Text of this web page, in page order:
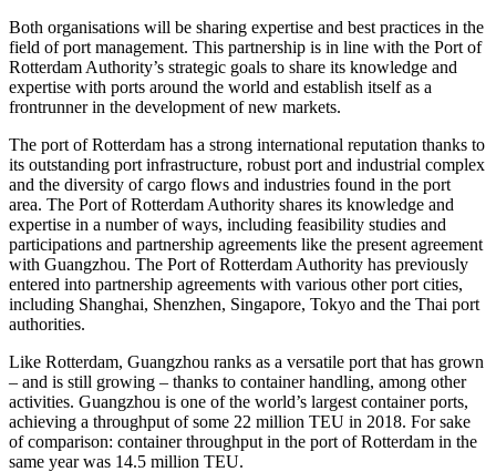
Both organisations will be sharing expertise and best practices in the
field of port management. This partnership is in line with the Port of
Rotterdam Authority’s strategic goals to share its knowledge and
expertise with ports around the world and establish itself as a
frontrunner in the development of new markets.
The port of Rotterdam has a strong international reputation thanks to
its outstanding port infrastructure, robust port and industrial complex
and the diversity of cargo flows and industries found in the port
area. The Port of Rotterdam Authority shares its knowledge and
expertise in a number of ways, including feasibility studies and
participations and partnership agreements like the present agreement
with Guangzhou. The Port of Rotterdam Authority has previously
entered into partnership agreements with various other port cities,
including Shanghai, Shenzhen, Singapore, Tokyo and the Thai port
authorities.
Like Rotterdam, Guangzhou ranks as a versatile port that has grown
– and is still growing – thanks to container handling, among other
activities. Guangzhou is one of the world’s largest container ports,
achieving a throughput of some 22 million TEU in 2018. For sake
of comparison: container throughput in the port of Rotterdam in the
same year was 14.5 million TEU.